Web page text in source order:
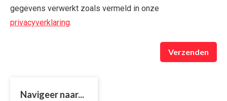
Navigeer naar...
gegevens verwerkt zoals vermeld in onze
privacyverklaring.
Verzenden